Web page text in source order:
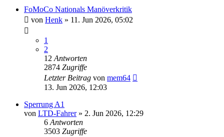
FoMoCo Nationals Manöverkritik
von Henk » 11. Jun 2026, 05:02
1
2
12 Antworten
2874 Zugriffe
Letzter Beitrag von mem64
13. Jun 2026, 12:03
Sperrung A1
von LTD-Fahrer» 2. Jun 2026, 12:29
6 Antworten
3503 Zugriffe